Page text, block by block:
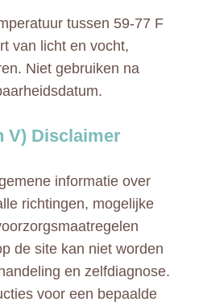
tussen 59-77 F
van licht en vocht,
Niet gebruiken na
V) Disclaimer
informatie over
richtingen, mogelijke
de site kan niet worden
en zelfdiagnose.
voor een bepaalde